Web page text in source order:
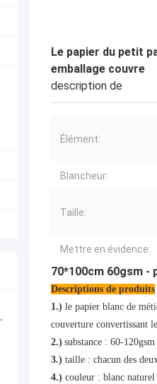
Le papier du petit
emballage couvre
description de
Élément:
Blancheur:
Taille:
Mettre en évidence:
70*100cm 60gsm -
Descriptions de produits
1.) le papier blanc de
couverture convertissant
2.) substance : 60-120gsm
3.) taille : chacun des
4.) couleur : blanc